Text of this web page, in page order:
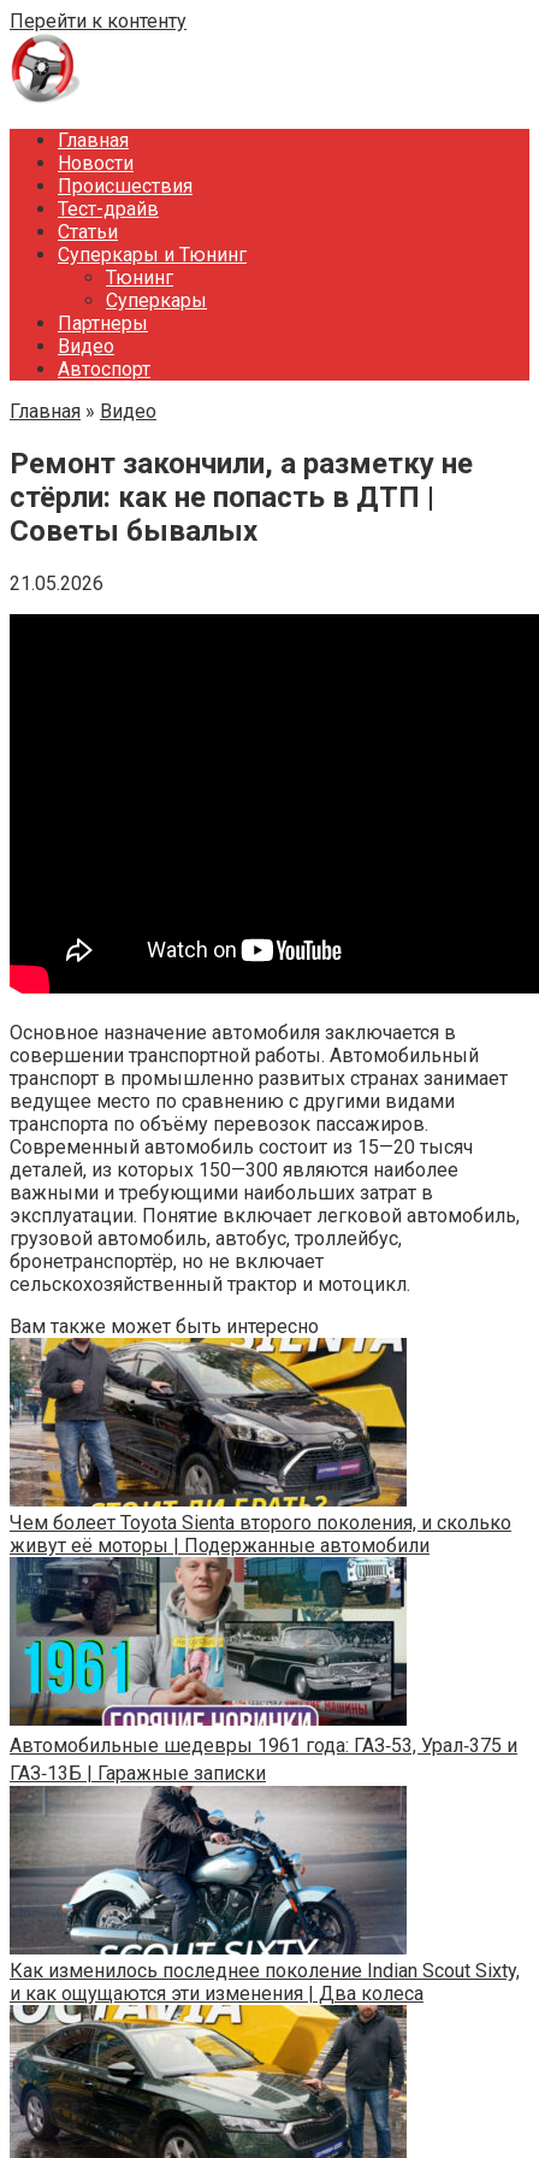
Перейти к контенту
Главная
Новости
Происшествия
Тест-драйв
Статьи
Суперкары и Тюнинг
Тюнинг
Суперкары
Партнеры
Видео
Автоспорт
Главная » Видео
Ремонт закончили, а разметку не
стёрли: как не попасть в ДТП |
Советы бывалых
21.05.2026
Основное назначение автомобиля заключается в
совершении транспортной работы. Автомобильный
транспорт в промышленно развитых странах занимает
ведущее место по сравнению с другими видами
транспорта по объёму перевозок пассажиров.
Современный автомобиль состоит из 15—20 тысяч
деталей, из которых 150—300 являются наиболее
важными и требующими наибольших затрат в
эксплуатации. Понятие включает легковой автомобиль,
грузовой автомобиль, автобус, троллейбус,
бронетранспортёр, но не включает
сельскохозяйственный трактор и мотоцикл.
Вам также может быть интересно
Чем болеет Toyota Sienta второго поколения, и сколько
живут её моторы | Подержанные автомобили
Автомобильные шедевры 1961 года: ГАЗ‑53, Урал‑375 и
ГАЗ‑13Б | Гаражные записки
Как изменилось последнее поколение Indian Scout Sixty,
и как ощущаются эти изменения | Два колеса